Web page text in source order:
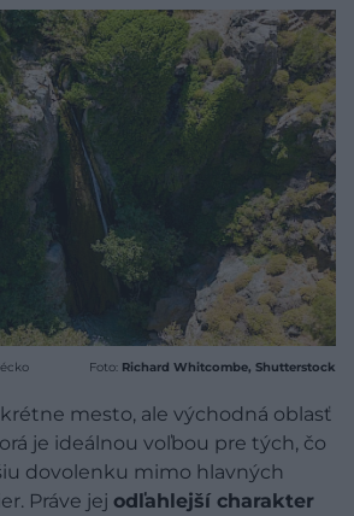
Foto: Richard Whitcombe, Shutterstock
mesto, ale východná oblasť
je ideálnou voľbou pre tých, čo
dovolenku mimo hlavných
Práve jej odľahlejší charakter